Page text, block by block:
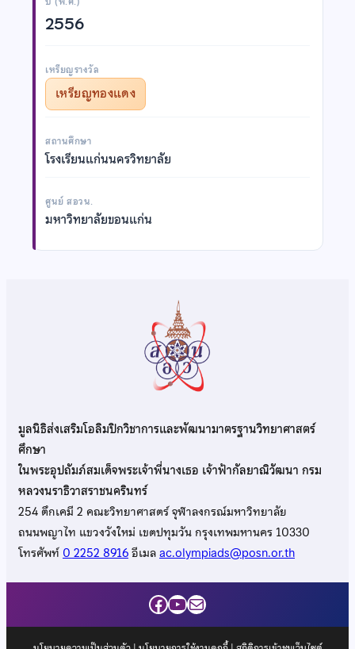
2556
เหรียญรางวัล
เหรียญทองแดง
สถานศึกษา
โรงเรียนแก่นนครวิทยาลัย
ศูนย์ สอวน.
มหาวิทยาลัยขอนแก่น
มูลนิธิส่งเสริมโอลิมปิกวิชาการและพัฒนามาตรฐานวิทยาศาสตร์
ศึกษา
ในพระอุปถัมภ์สมเด็จพระเจ้าพี่นางเธอ เจ้าฟ้ากัลยาณิวัฒนา กรม
หลวงนราธิวาสราชนครินทร์
254 ตึกเคมี 2 คณะวิทยาศาสตร์ จุฬาลงกรณ์มหาวิทยาลัย
ถนนพญาไท แขวงวังใหม่ เขตปทุมวัน กรุงเทพมหานคร 10330
โทรศัพท์0 2252 8916อีเมลac.olympiads@posn.or.th
Facebook
YouTube
Mail